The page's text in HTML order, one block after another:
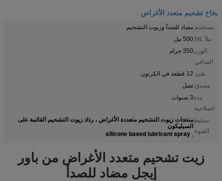
بخاخ تشحيم متعدد الأغراض
يستخدم:مضاد للصدأ وزيوت التشحيم
ملأ ML:
500 مل
الوزن
الصافي:
350 جرام
طرد:12 قطعة في الكرتون
مصدق:تصل
مدة
الصلاحية:
3 سنوات
تسليط
الضوء:
منتجات زيوت التشحيم متعددة الأغراض ، رذاذ زيوت التشحيم القائمة على
السيليكون
,
silicone based lubricant spray
زيت تشحيم متعدد الأغراض من باور
إيجل مضاد للصدأ